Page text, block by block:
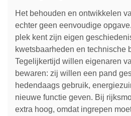
Het behouden en ontwikkelen
echter geen eenvoudige
plek kent zijn eigen
kwetsbaarheden en technische
Tegelijkertijd willen eigenaren
bewaren: zij willen een pand
hedendaags gebruik,
nieuwe functie geven. Bij
extra hoog, omdat ingrepen